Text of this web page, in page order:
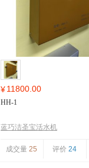
¥11800.00
HH-1
蓝巧洁圣宝活水机
成交量25 评价24